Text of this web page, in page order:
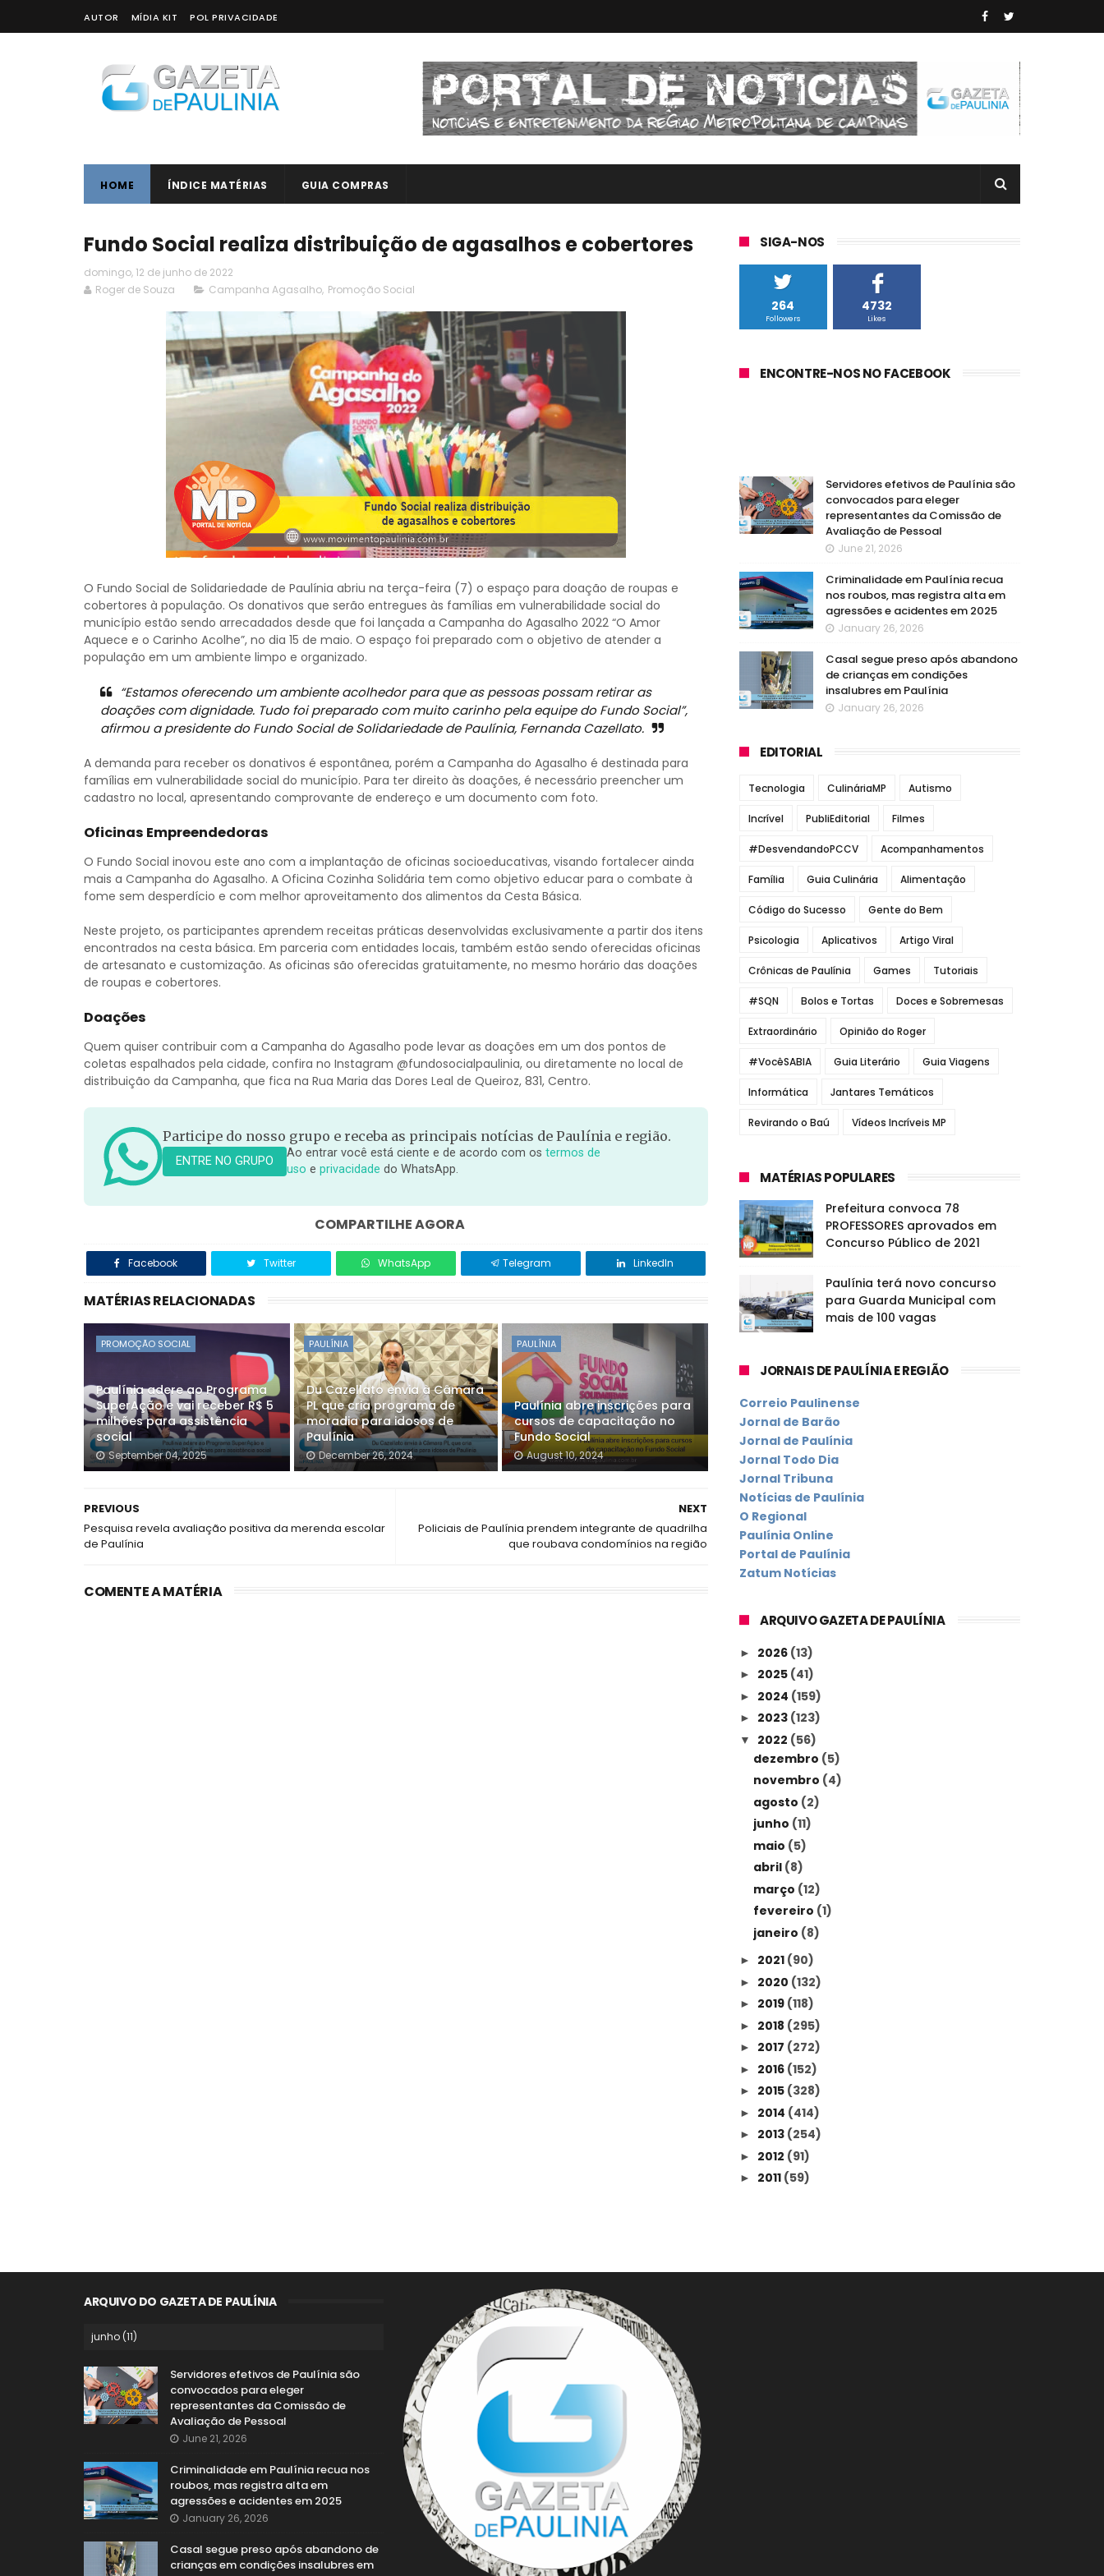
AUTOR MÍDIA KIT POL PRIVACIDADE
HOME ÍNDICE MATÉRIAS GUIA COMPRAS
Fundo Social realiza distribuição de agasalhos e cobertores
domingo, 12 de junho de 2022
Roger de Souza
Campanha Agasalho, Promoção Social
O Fundo Social de Solidariedade de Paulínia abriu na terça-feira (7) o espaço para doação de roupas e
cobertores à população. Os donativos que serão entregues às famílias em vulnerabilidade social do
município estão sendo arrecadados desde que foi lançada a Campanha do Agasalho 2022 “O Amor
Aquece e o Carinho Acolhe”, no dia 15 de maio. O espaço foi preparado com o objetivo de atender a
população em um ambiente limpo e organizado.
“Estamos oferecendo um ambiente acolhedor para que as pessoas possam retirar as
doações com dignidade. Tudo foi preparado com muito carinho pela equipe do Fundo Social”,
afirmou a presidente do Fundo Social de Solidariedade de Paulínia, Fernanda Cazellato.
A demanda para receber os donativos é espontânea, porém a Campanha do Agasalho é destinada para
famílias em vulnerabilidade social do município. Para ter direito às doações, é necessário preencher um
cadastro no local, apresentando comprovante de endereço e um documento com foto.
Oficinas Empreendedoras
O Fundo Social inovou este ano com a implantação de oficinas socioeducativas, visando fortalecer ainda
mais a Campanha do Agasalho. A Oficina Cozinha Solidária tem como objetivo educar para o combate à
fome sem desperdício e com melhor aproveitamento dos alimentos da Cesta Básica.
Neste projeto, os participantes aprendem receitas práticas desenvolvidas exclusivamente a partir dos itens
encontrados na cesta básica. Em parceria com entidades locais, também estão sendo oferecidas oficinas
de artesanato e customização. As oficinas são oferecidas gratuitamente, no mesmo horário das doações
de roupas e cobertores.
Doações
Quem quiser contribuir com a Campanha do Agasalho pode levar as doações em um dos pontos de
coletas espalhados pela cidade, confira no Instagram @fundosocialpaulinia, ou diretamente no local de
distribuição da Campanha, que fica na Rua Maria das Dores Leal de Queiroz, 831, Centro.
Participe do nosso grupo e receba as principais notícias de Paulínia e região.
ENTRE NO GRUPO
Ao entrar você está ciente e de acordo com os termos de
uso e privacidade do WhatsApp.
COMPARTILHE AGORA
Facebook Twitter WhatsApp Telegram LinkedIn
MATÉRIAS RELACIONADAS
PROMOÇÃO SOCIAL
Paulínia adere ao Programa
SuperAção e vai receber R$ 5
milhões para assistência
social
September 04, 2025
PAULÍNIA
Du Cazellato envia à Câmara
PL que cria programa de
moradia para idosos de
Paulínia
December 26, 2024
PAULÍNIA
Paulínia abre inscrições para
cursos de capacitação no
Fundo Social
August 10, 2024
NEXT
Policiais de Paulínia prendem integrante de quadrilha
que roubava condomínios na região
PREVIOUS
Pesquisa revela avaliação positiva da merenda escolar
de Paulínia
COMENTE A MATÉRIA
SIGA-NOS
264
Followers
4732
Likes
ENCONTRE-NOS NO FACEBOOK
Servidores efetivos de Paulínia são
convocados para eleger
representantes da Comissão de
Avaliação de Pessoal
June 21, 2026
Criminalidade em Paulínia recua
nos roubos, mas registra alta em
agressões e acidentes em 2025
January 26, 2026
Casal segue preso após abandono
de crianças em condições
insalubres em Paulínia
January 26, 2026
EDITORIAL
Tecnologia CulináriaMP Autismo
Incrível PubliEditorial Filmes
#DesvendandoPCCV Acompanhamentos
Família Guia Culinária Alimentação
Código do Sucesso Gente do Bem
Psicologia Aplicativos Artigo Viral
Crônicas de Paulínia Games Tutoriais
#SQN Bolos e Tortas Doces e Sobremesas
Extraordinário Opinião do Roger
#VocêSABIA Guia Literário Guia Viagens
Informática Jantares Temáticos
Revirando o Baú Vídeos Incríveis MP
MATÉRIAS POPULARES
Prefeitura convoca 78
PROFESSORES aprovados em
Concurso Público de 2021
Paulínia terá novo concurso
para Guarda Municipal com
mais de 100 vagas
JORNAIS DE PAULÍNIA E REGIÃO
Correio Paulinense
Jornal de Barão
Jornal de Paulínia
Jornal Todo Dia
Jornal Tribuna
Notícias de Paulínia
O Regional
Paulínia Online
Portal de Paulínia
Zatum Notícias
ARQUIVO GAZETA DE PAULÍNIA
► 2026 (13)
► 2025 (41)
► 2024 (159)
► 2023 (123)
▼ 2022 (56)
dezembro (5)
novembro (4)
agosto (2)
junho (11)
maio (5)
abril (8)
março (12)
fevereiro (1)
janeiro (8)
► 2021 (90)
► 2020 (132)
► 2019 (118)
► 2018 (295)
► 2017 (272)
► 2016 (152)
► 2015 (328)
► 2014 (414)
► 2013 (254)
► 2012 (91)
► 2011 (59)
ARQUIVO DO GAZETA DE PAULÍNIA
Servidores efetivos de Paulínia são
convocados para eleger
representantes da Comissão de
Avaliação de Pessoal
June 21, 2026
Criminalidade em Paulínia recua nos
roubos, mas registra alta em
agressões e acidentes em 2025
January 26, 2026
Casal segue preso após abandono de
crianças em condições insalubres em